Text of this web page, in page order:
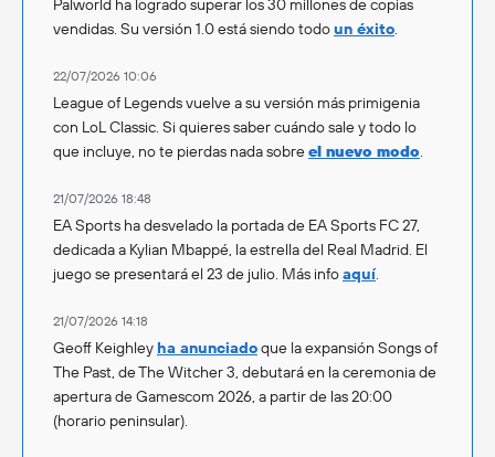
Palworld ha logrado superar los 30 millones de copias
vendidas. Su versión 1.0 está siendo todoun éxito.
22/07/2026 10:06
League of Legends vuelve a su versión más primigenia
con LoL Classic. Si quieres saber cuándo sale y todo lo
que incluye, no te pierdas nada sobreel nuevo modo.
21/07/2026 18:48
EA Sports ha desvelado la portada de EA Sports FC 27,
dedicada a Kylian Mbappé, la estrella del Real Madrid. El
juego se presentará el 23 de julio. Más infoaquí.
21/07/2026 14:18
Geoff Keighley ha anunciadoque la expansión Songs of
The Past, de The Witcher 3, debutará en la ceremonia de
apertura de Gamescom 2026, a partir de las 20:00
(horario peninsular).